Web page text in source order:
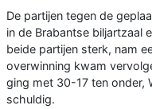
De partijen tegen de
in de Brabantse biljartzaal
beide partijen sterk, nam
overwinning kwam
ging met 30-17 ten
schuldig.